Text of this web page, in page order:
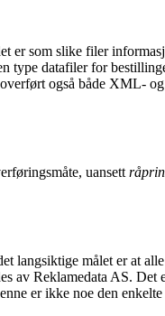
er som slike filer
type datafiler for
også både XML-
uansett
langsiktige målet er at
av Reklamedata AS.
er ikke noe den